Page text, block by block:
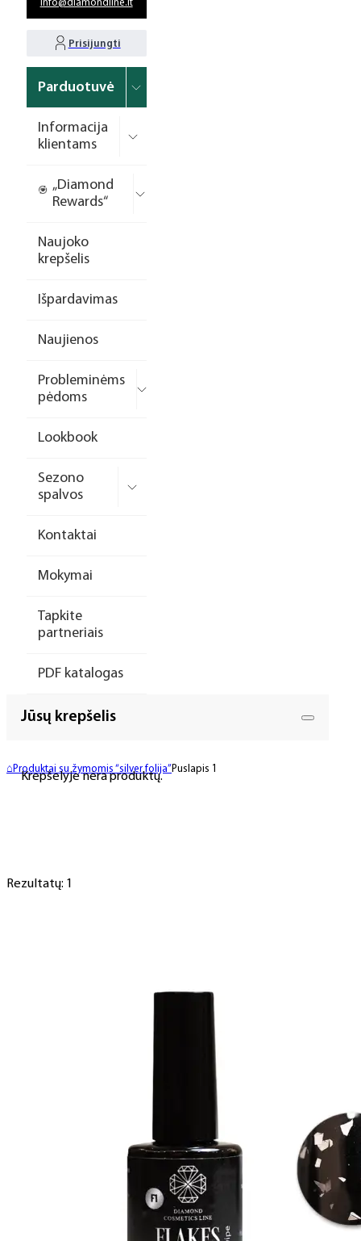
info@diamondline.lt
Prisijungti
Parduotuvė
Informacija
klientams
„Diamond
Rewards“
Naujoko
krepšelis
Išpardavimas
Naujienos
Probleminėms
pėdoms
Lookbook
Sezono
spalvos
Kontaktai
Mokymai
Tapkite
partneriais
PDF katalogas
Jūsų krepšelis
Krepšelyje nėra produktų.
⌂ Produktai su žymomis “silver folija” Puslapis 1
Rezultatų: 1